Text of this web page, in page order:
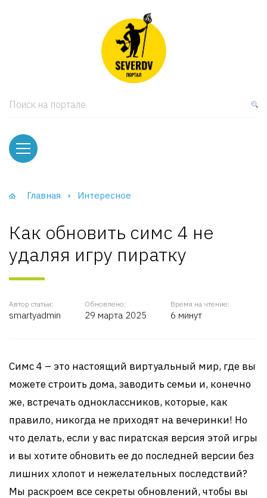
Поиск на портале
Главная Интересное
Как обновить симс 4 не
удаляя игру пиратку
Автор статьи:
smartyadmin
Обновлено:
29 марта 2025
Время на чтение:
6 минут
Симс 4 – это настоящий виртуальный мир, где вы
можете строить дома, заводить семьи и, конечно
же, встречать одноклассников, которые, как
правило, никогда не приходят на вечеринки! Но
что делать, если у вас пиратская версия этой игры
и вы хотите обновить ее до последней версии без
лишних хлопот и нежелательных последствий?
Мы раскроем все секреты обновлений, чтобы вы
и тумбы
и Шкафы-Купе